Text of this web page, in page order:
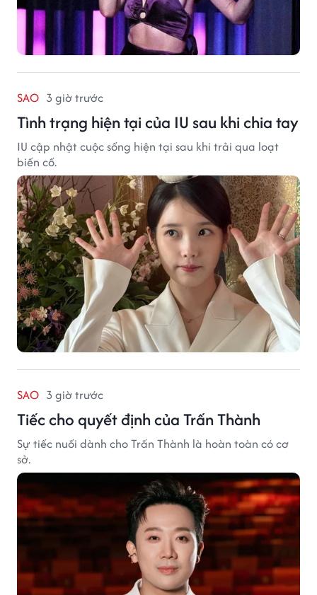
SAO 3 giờ trước
Tình trạng hiện tại của IU sau khi chia tay
IU cập nhật cuộc sống hiện tại sau khi trải qua loạt
biến cố.
SAO 3 giờ trước
Tiếc cho quyết định của Trấn Thành
Sự tiếc nuối dành cho Trấn Thành là hoàn toàn có cơ
sở.